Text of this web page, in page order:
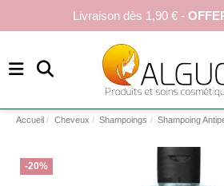
Livraison dès 1,90 € -OFFERTE
Accueil Cheveux Shampoings Shampoing
-20%